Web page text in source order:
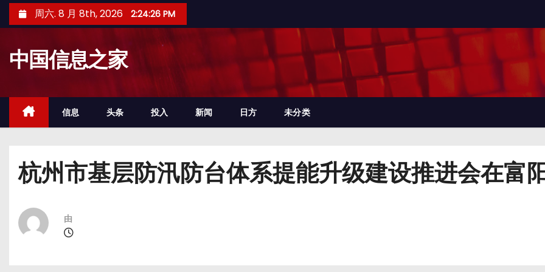
至
周六. 8 月 8th, 2026 2:24:27 PM
中国信息之家
信息 头条 投入 新闻 日方 未分类
杭州市基层防汛防台体系提能升级建设推进会在富
由